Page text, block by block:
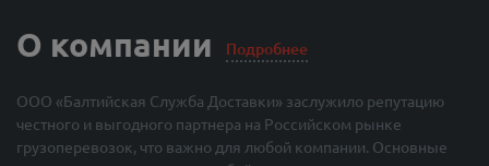
О компании Подробнее
ООО «Балтийская Служба Доставки» заслужило репутацию
честного и выгодного партнера на Российском рынке
грузоперевозок, что важно для любой компании. Основные